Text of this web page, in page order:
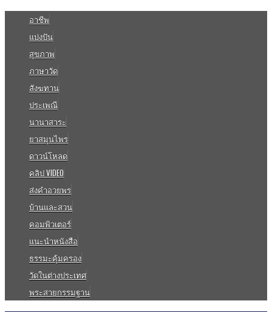
อาชีพ
แบ่งปัน
สุขภาพ
ภาษาวัด
สังฆทาน
ประเพณี
นานาสาระ
ยาสมุนไพร
ดาวน์โหลด
คลิป VIDEO
ส่งคำอวยพร
บ้านและสวน
คอมพิวเตอร์
แนะนำหนังสือ
ธรรมะคุ้มครอง
วัดในต่างประเทศ
พระสายกรรมฐาน